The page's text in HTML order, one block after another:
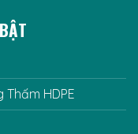
Thấm HDPE